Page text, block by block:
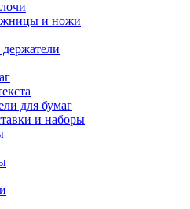
и ножи
для бумаг
и наборы